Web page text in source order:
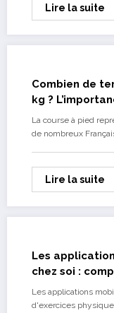
Lire la suite
Combien de
kg ?
La course à pied
de nombreux
Lire la suite
Les
chez soi :
Les applications
d'exercices